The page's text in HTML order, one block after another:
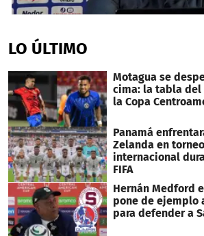
of
8
48
seconds
LO ÚLTIMO
Motagua se
cima: la tabla del
la Copa
Panamá
Zelanda en torneo
internacional
FIFA
Hernán Medford
pone de ejemplo
para defender a